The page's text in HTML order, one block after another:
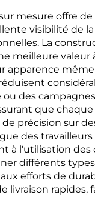
mesure offre
visibilité de
La
des
que
précision sur
des
à l'utilisation
différents
efforts de